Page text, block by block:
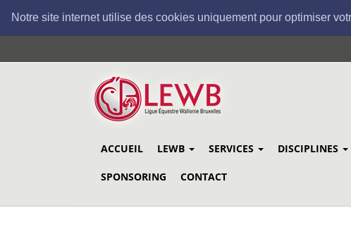
Notre site internet utilise des cookies uniquement pour optimiser
au
ACCUEIL LEWB SERVICES DISCIPLINES
SPONSORING CONTACT